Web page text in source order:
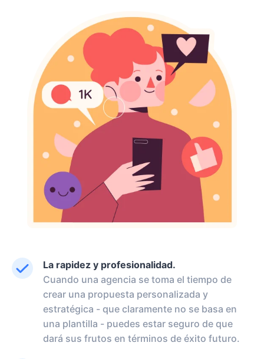
La rapidez y profesionalidad.
Cuando una agencia se toma el tiempo de
crear una propuesta personalizada y
estratégica - que claramente no se basa en
una plantilla - puedes estar seguro de que
dará sus frutos en términos de éxito futuro.